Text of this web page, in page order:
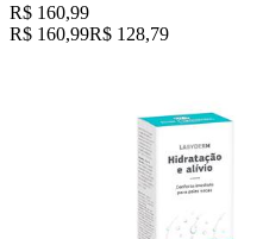
R$ 160,99
R$ 160,99R$ 128,79